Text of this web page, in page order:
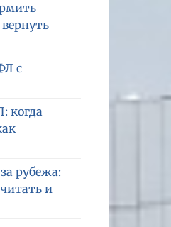
с
когда
рубежа:
и